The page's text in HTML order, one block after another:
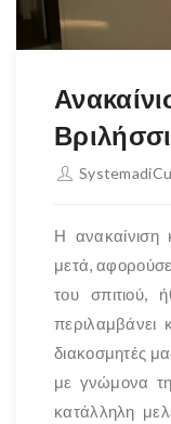
Η ανακαίνιση
μετά, αφορούσε
του
περιλαμβάνει
διακοσμητές
με γνώμονα
κατάλληλη